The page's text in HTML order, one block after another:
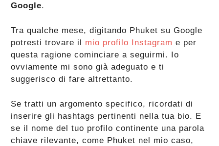
Google.
Tra qualche mese, digitando Phuket su Google
potresti trovare il mio profilo Instagram e per
questa ragione cominciare a seguirmi. Io
ovviamente mi sono già adeguato e ti
suggerisco di fare altrettanto.
Se tratti un argomento specifico, ricordati di
inserire gli hashtags pertinenti nella tua bio. E
se il nome del tuo profilo continente una parola
chiave rilevante, come Phuket nel mio caso,